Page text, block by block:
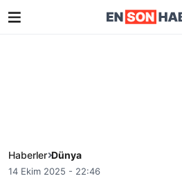
Haberler Dünya
14 Ekim 2025 - 22:46